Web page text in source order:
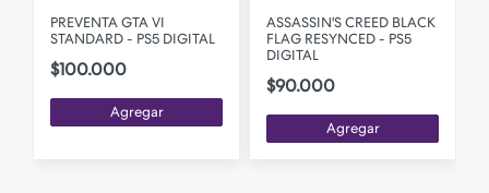
PREVENTA GTA VI
STANDARD - PS5 DIGITAL
$100.000
Agregar
ASSASSIN'S CREED BLACK
FLAG RESYNCED - PS5
DIGITAL
$90.000
Agregar